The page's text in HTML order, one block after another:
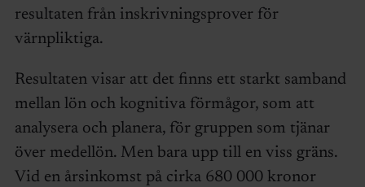
resultaten från inskrivningsprover för
värnpliktiga.
Resultaten visar att det finns ett starkt samband
mellan lön och kognitiva förmågor, som att
analysera och planera, för gruppen som tjänar
över medellön. Men bara upp till en viss gräns.
Vid en årsinkomst på cirka 680 000 kronor